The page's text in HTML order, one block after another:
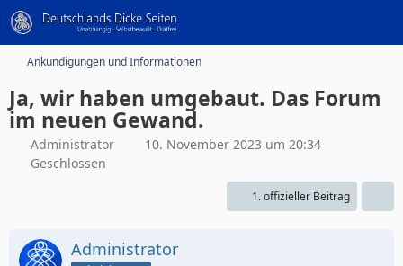
Ankündigungen und Informationen
Ja, wir haben umgebaut. Das Forum
im neuen Gewand.
Administrator
10. November 2023 um 20:34
Geschlossen
1. offizieller Beitrag
Administrator